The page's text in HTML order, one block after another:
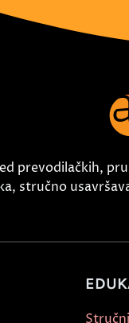
prevodilačkih,
stručno